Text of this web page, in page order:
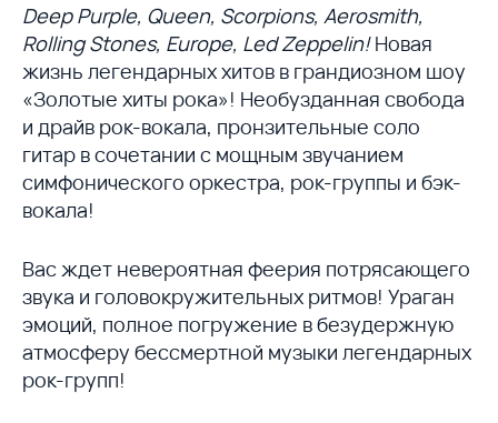
Deep Purple, Queen, Scorpions, Aerosmith,
Rolling Stones, Europe, Led Zeppelin!Новая
жизнь легендарных хитов в грандиозном шоу
«Золотые хиты рока»! Необузданная свобода
и драйв рок-вокала, пронзительные соло
гитар в сочетании с мощным звучанием
симфонического оркестра, рок-группы и бэк-
вокала!
Вас ждет невероятная феерия потрясающего
звука и головокружительных ритмов! Ураган
эмоций, полное погружение в безудержную
атмосферу бессмертной музыки легендарных
рок-групп!